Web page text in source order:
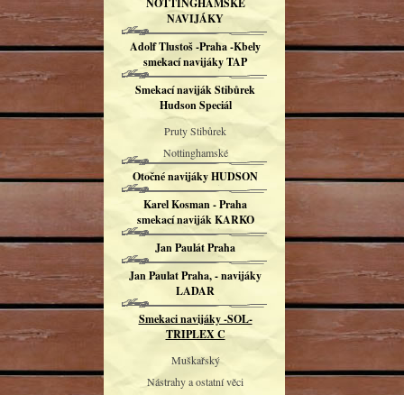
NOTTINGHAMSKÉ
NAVIJÁKY
Adolf Tlustoš -Praha -Kbely
smekací navijáky TAP
Smekací naviják Stibůrek
Hudson Speciál
Pruty Stibůrek
Nottinghamské
Otočné navijáky HUDSON
Karel Kosman - Praha
smekací naviják KARKO
Jan Paulát Praha
Jan Paulat Praha, - navijáky
LADAR
Smekaci navijáky -SOL-
TRIPLEX C
Muškařský
Nástrahy a ostatní věci